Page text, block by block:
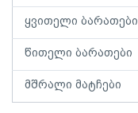
ყვითელი ბარათები
წითელი ბარათები
მშრალი მატჩები